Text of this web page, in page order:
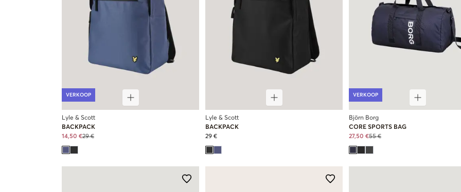
VERKOOP
Lyle & Scott
BACKPACK
14,50 €29 €
Lyle & Scott
BACKPACK
29 €
VERKOOP
Björn Borg
CORE SPORTS BAG
27,50 €55 €